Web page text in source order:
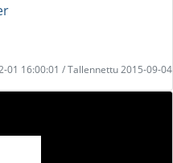
01 16:00:01 / Tallennettu 2015-09-04